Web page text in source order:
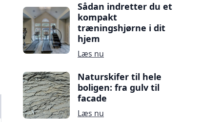
Sådan indretter du et
kompakt
træningshjørne i dit
hjem
Læs nu
Naturskifer til hele
boligen: fra gulv til
facade
Læs nu